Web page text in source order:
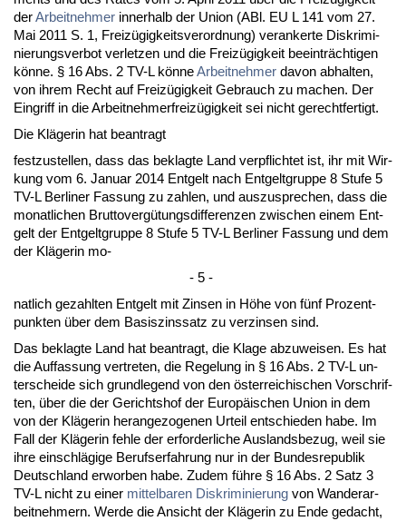
derAr­beit­neh­mer in­ner­halb der Uni­on (ABl. EU L 141 vom 27.
Mai 2011 S. 1, Freizügig­keits­ver­ord­nung) ver­an­ker­te Dis­kri­mi­
nie­rungs­ver­bot ver­let­zen und die Freizügig­keit be­ein­träch­ti­gen
könne. § 16 Abs. 2 TV-L könneAr­beit­neh­mer da­von ab­hal­ten,
von ih­rem Recht auf Freizügig­keit Ge­brauch zu ma­chen. Der
Ein­griff in die Ar­beit­neh­mer­freizügig­keit sei nicht ge­recht­fer­tigt.
Die Kläge­rin hat be­an­tragt
fest­zu­stel­len, dass das be­klag­te Land ver­pflich­tet ist, ihr mit Wir­
kung vom 6. Ja­nu­ar 2014 Ent­gelt nach Ent­gelt­grup­pe 8 Stu­fe 5
TV-L Ber­li­ner Fas­sung zu zah­len, und aus­zu­spre­chen, dass die
mo­nat­li­chen Brut­to­vergütungs­dif­fe­ren­zen zwi­schen ei­nem Ent­
gelt der Ent­gelt­grup­pe 8 Stu­fe 5 TV-L Ber­li­ner Fas­sung und dem
der Kläge­rin mo-
- 5 -
nat­lich ge­zahl­ten Ent­gelt mit Zin­sen in Höhe von fünf Pro­zent­
punk­ten über dem Ba­sis­zins­satz zu ver­zin­sen sind.
Das be­klag­te Land hat be­an­tragt, die Kla­ge ab­zu­wei­sen. Es hat
die Auf­fas­sung ver­tre­ten, die Re­ge­lung in § 16 Abs. 2 TV-L un­
ter­schei­de sich grund­le­gend von den öster­rei­chi­schen Vor­schrif­
ten, über die der Ge­richts­hof der Eu­ropäischen Uni­on in dem
von der Kläge­rin her­an­ge­zo­ge­nen Ur­teil ent­schie­den ha­be. Im
Fall der Kläge­rin feh­le der er­for­der­li­che Aus­lands­be­zug, weil sie
ih­re ein­schlägi­ge Be­rufs­er­fah­rung nur in der Bun­des­re­pu­blik
Deutsch­land er­wor­ben ha­be. Zu­dem führe § 16 Abs. 2 Satz 3
TV-L nicht zu ei­ner mit­tel­ba­ren Dis­kri­mi­nie­rung von Wan­der­ar­
beit­neh­mern. Wer­de die An­sicht der Kläge­rin zu En­de ge­dacht,